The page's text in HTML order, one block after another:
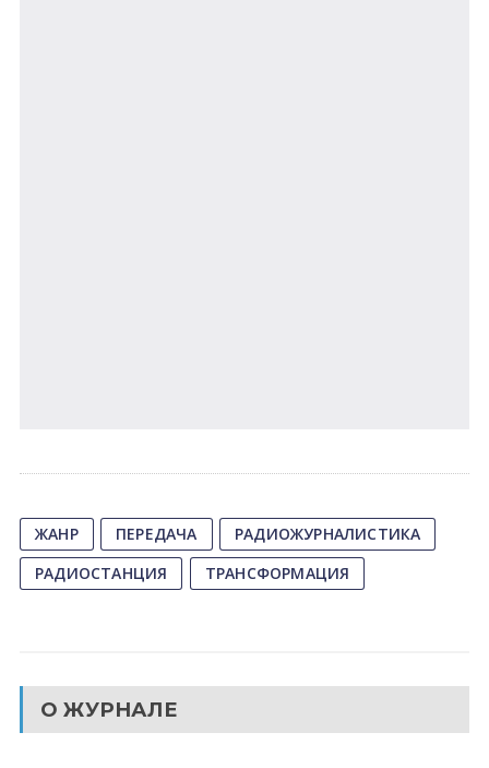
ЖАНР ПЕРЕДАЧА
РАДИОЖУРНАЛИСТИКА
РАДИОСТАНЦИЯ
ТРАНСФОРМАЦИЯ
О ЖУРНАЛЕ